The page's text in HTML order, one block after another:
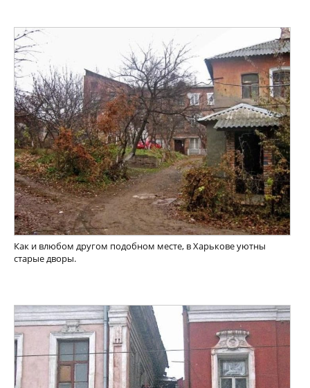
Как и влюбом другом подобном месте, в Харькове уютны
старые дворы.